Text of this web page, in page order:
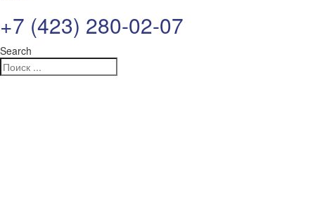
+7 (423) 280-02-07
Search